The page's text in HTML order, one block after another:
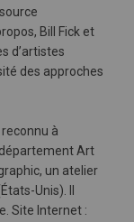
Bill Fick et
d’artistes
des approches
à
Art
un atelier
Unis). Il
Site Internet :